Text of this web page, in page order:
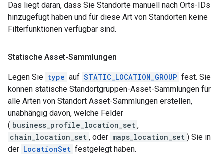
Das liegt daran, dass Sie Standorte manuell nach Orts-IDs
hinzugefügt haben und für diese Art von Standorten keine
Filterfunktionen verfügbar sind.
Statische Asset-Sammlungen
Legen Sie type auf STATIC_LOCATION_GROUP fest. Sie
können statische Standortgruppen-Asset-Sammlungen für
alle Arten von Standort Asset-Sammlungen erstellen,
unabhängig davon, welche Felder
( business_profile_location_set ,
chain_location_set , oder maps_location_set ) Sie in
der LocationSet festgelegt haben.